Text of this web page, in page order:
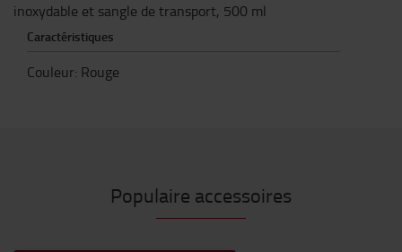
inoxydable et sangle de transport, 500 ml
Caractéristiques
Couleur: Rouge
Populaire accessoires